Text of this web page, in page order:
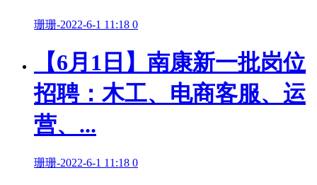
珊珊-2022-6-1 11:18 0
【6月1日】南康新一批岗位
招聘：木工、电商客服、运
营、...
珊珊-2022-6-1 11:18 0